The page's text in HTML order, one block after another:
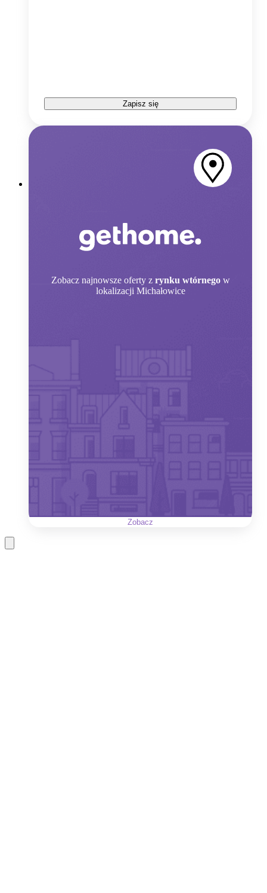
Zapisz się
Zobacz najnowsze oferty z rynku wtórnego w
lokalizacji Michałowice
Zobacz